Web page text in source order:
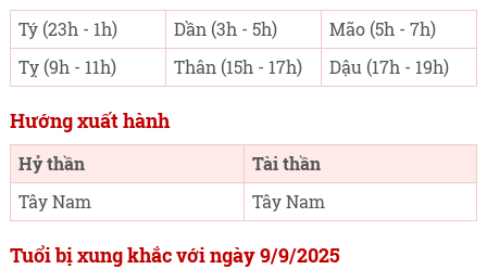
Tý (23h - 1h) Dần (3h - 5h)
Mão (5h - 7h)
Tỵ (9h - 11h)
Thân (15h - 17h) Dậu (17h - 19h)
Hướng xuất hành
Hỷ thần
Tài thần
Tây Nam
Tây Nam
Tuổi bị xung khắc với ngày 9/9/2025